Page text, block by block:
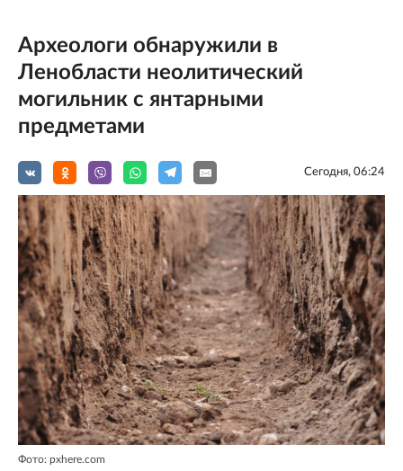
Археологи обнаружили в
Ленобласти неолитический
могильник с янтарными
предметами
Сегодня, 06:24
Фото: pxhere.com